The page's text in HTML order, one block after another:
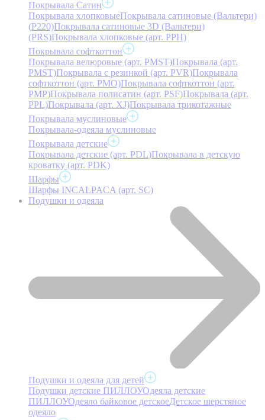
Покрывала Сатин
Покрывала хлопковыеПокрывала сатиновые (Вальтери)
(P220)Покрывала сатиновые 3D (Вальтери)
(PRS)Покрывала хлопковые (арт. PPH)
Покрывала софткоттон
Покрывала велюровые (арт. PMST)Покрывала (арт.
PMST)Покрывала с резинкой (арт. PVR)Покрывала
софткоттон (арт. PMO)Покрывала софткоттон (арт.
PMP)Покрывала полисатин (арт. PSF)Покрывала (арт.
PPL)Покрывала (арт. XJ)Покрывала трикотажные
Покрывала муслиновые
Покрывала-одеяла муслиновые
Покрывала детские
Покрывала детские (арт. PDL)Покрывала в детскую
кроватку (арт. PDK)
Шарфы
Шарфы INCALPACA (арт. SC)
Подушки и одеяла
Подушки и одеяла для детей
Подушки детские ПИЛЛОУОдеяла детские
ПИЛЛОУОдеяло байковое детскоеДетское шерстяное
одеяло